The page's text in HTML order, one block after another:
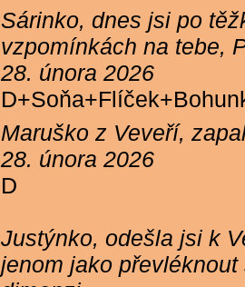
Sárinko, dnes jsi po
vzpomínkách na tebe,
28. února 2026
Maruško z Veveří,
28. února 2026
D
Justýnko, odešla jsi k
jenom jako